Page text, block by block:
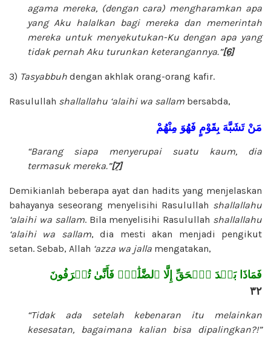
agama mereka, (dengan cara) mengharamkan apa
yang Aku halalkan bagi mereka dan memerintah
mereka untuk menyekutukan-Ku dengan apa yang
tidak pernah Aku turunkan keterangannya.”[6]
3) Tasyabbuh dengan akhlak orang-orang kafir.
Rasulullah shallallahu ‘alaihi wa sallam bersabda,
مَنْ تَشَبَّهَ بِقَوْمٍ فَهُوَ مِنْهُمْ
“Barang siapa menyerupai suatu kaum, dia
termasuk mereka.”[7]
Demikianlah beberapa ayat dan hadits yang menjelaskan
bahayanya seseorang menyelisihi Rasulullah shallallahu
‘alaihi wa sallam. Bila menyelisihi Rasulullah shallallahu
‘alaihi wa sallam, dia mesti akan menjadi pengikut
setan. Sebab, Allah ‘azza wa jalla mengatakan,
فَمَاذَا بَعۡدَ ٱلۡحَقِّ إِلَّا ٱلضَّلَٰلُۖ فَأَنَّىٰ تُصۡرَفُونَ
٣٢
“Tidak ada setelah kebenaran itu melainkan
kesesatan, bagaimana kalian bisa dipalingkan?!”